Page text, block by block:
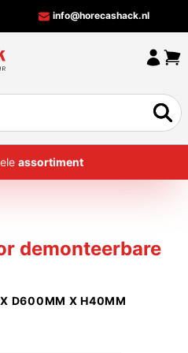
info@horecashack.nl
hele assortiment
demonteerbare
D600MM X H40MM